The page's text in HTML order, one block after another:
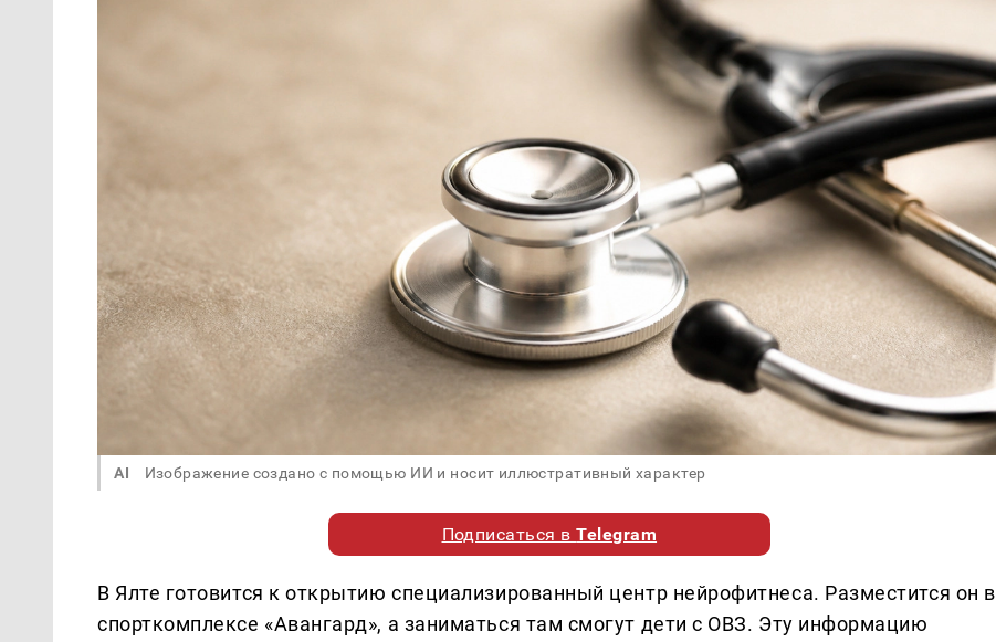
AI Изображение создано с помощью ИИ и носит иллюстративный характер
Подписаться вTelegram
В Ялте готовится к открытию специализированный центр нейрофитнеса. Разместится он в
спорткомплексе «Авангард», а заниматься там смогут дети с ОВЗ. Эту информацию